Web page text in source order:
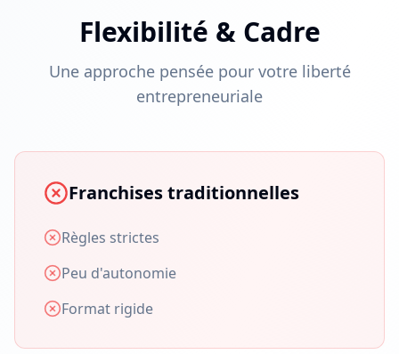
Flexibilité & Cadre
Une approche pensée pour votre liberté
entrepreneuriale
Franchises traditionnelles
Règles strictes
Peu d'autonomie
Format rigide